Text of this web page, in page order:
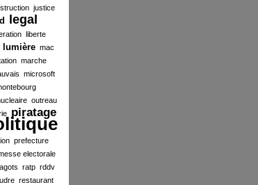
justice
legal
liberte
lumière mac
marche
microsoft
outreau
piratage
prefecture
electorale
ratp rddv
restaurant